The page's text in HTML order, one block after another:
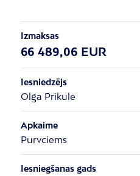
Izmaksas
66 489,06 EUR
Iesniedzējs
Olga Prikule
Apkaime
Purvciems
Iesniegšanas gads